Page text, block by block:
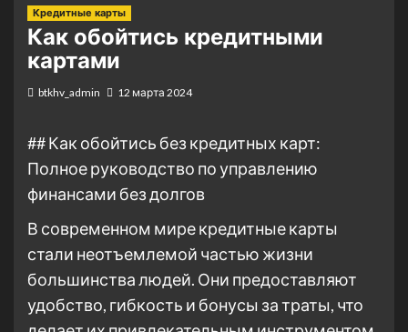
Кредитные карты
Как обойтись кредитными
картами
btkhv_admin 12 марта 2024
## Как обойтись без кредитных карт:
Полное руководство по управлению
финансами без долгов
В современном мире кредитные карты
стали неотъемлемой частью жизни
большинства людей. Они предоставляют
удобство, гибкость и бонусы за траты, что